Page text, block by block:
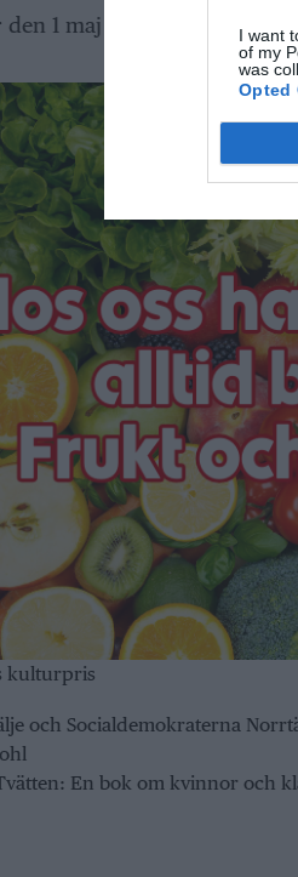
I want
of my
was
Opted
1 maj klockan 13.00 på
kulturpris
och Socialdemokraterna
En bok om kvinnor och